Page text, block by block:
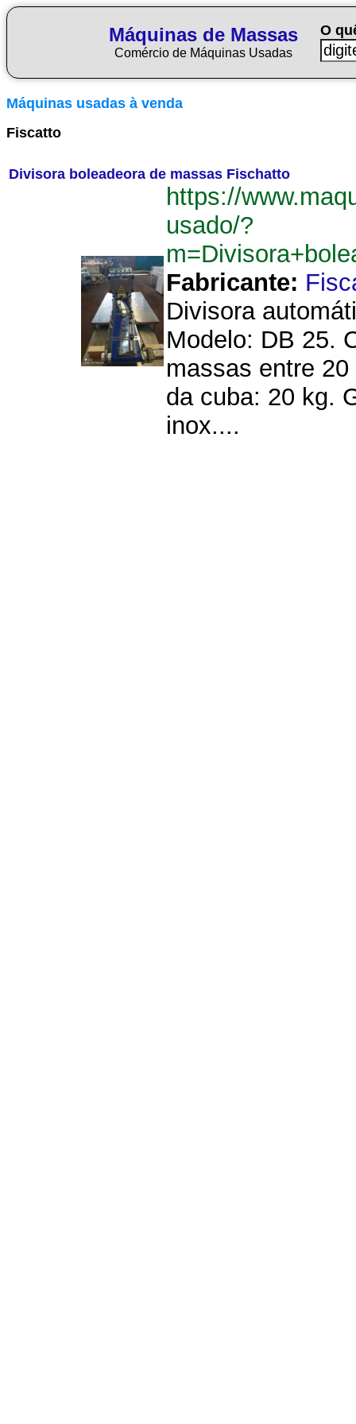
Máquinas de Massas
Comércio de Máquinas Usadas
O
Máquinas usadas à venda
Fiscatto
Divisora boleadeora de massas Fischatto
https://
usado/?
Fabricante:
Divisora
Modelo: DB 25.
massas entre
da cuba: 20 kg.
inox....